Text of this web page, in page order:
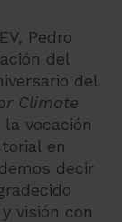
Pedro
del
del
Climate
vocación
en
decir
visión con